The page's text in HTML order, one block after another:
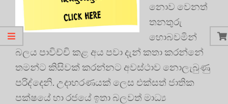
නොව වෙනත්
තනතුරු
හොබවමින්
බලය පාවිච්චි කළ අය පවා දැන් කතා කරන්නේ
තමන්ට කිසිවක් කරන්නට අවස්ථාව නොලැබුණු
පරිද්දෙනි. උදාහරණයක් ලෙස එක්සත් ජාතික
පක්ෂයේ හා රජයේ ඉතා බලවත් මාධ්‍ය